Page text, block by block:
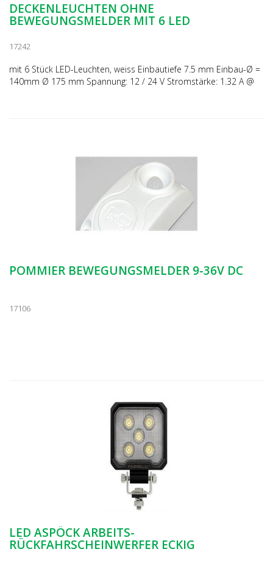
DECKENLEUCHTEN OHNE
BEWEGUNGSMELDER MIT 6 LED
17242
mit 6 Stück LED-Leuchten, weiss Einbautiefe 7.5 mm Einbau-Ø =
140mm Ø 175 mm Spannung: 12 / 24 V Stromstärke: 1.32 A @
POMMIER BEWEGUNGSMELDER 9-36V DC
17106
LED ASPÖCK ARBEITS-
RÜCKFAHRSCHEINWERFER ECKIG